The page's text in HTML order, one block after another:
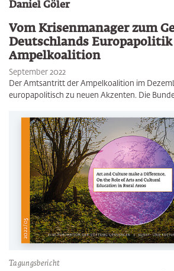
Daniel Göler
Vom Krisenmanager zum
Deutschlands
Ampelkoalition
September 2022
Der Amtsantritt der Ampelkoalition im
europapolitisch zu neuen Akzenten. Die
Tagungsbericht